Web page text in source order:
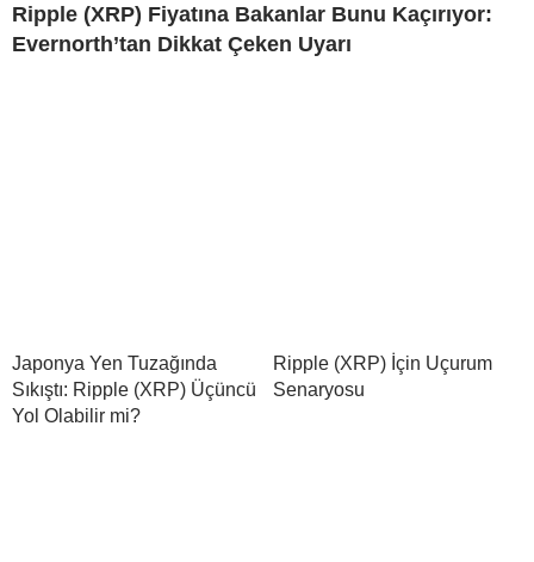
Ripple (XRP) Fiyatına Bakanlar Bunu Kaçırıyor:
Evernorth’tan Dikkat Çeken Uyarı
Japonya Yen Tuzağında
Sıkıştı: Ripple (XRP) Üçüncü
Yol Olabilir mi?
Ripple (XRP) İçin Uçurum
Senaryosu